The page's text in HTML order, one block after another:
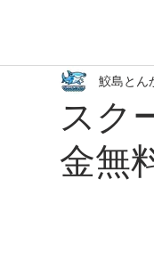
スク
金無
鮫島とん